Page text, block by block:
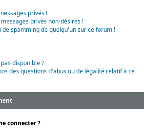
privés !
privés non-désirés !
de spamming de quelqu'un sur ce forum !
disponible ?
des questions d'abus ou de légalité relatif à ce
connecter ?